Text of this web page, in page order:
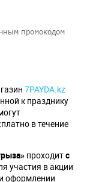
промокодом
7PAYDA.kz
к празднику
в течение
проходитс
участия в акции
оформлении